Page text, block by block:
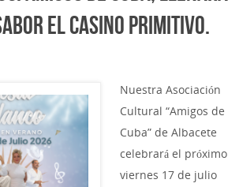
el Casino Primitivo.
Nuestra Asociación
Cultural “Amigos de
Cuba” de Albacete
celebrará el próximo
viernes 17 de julio